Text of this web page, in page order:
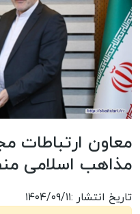
معاون ارتباطات
مذاهب اسلامی
تاریخ انتشار :۱۴۰۴/۰۹/۱۱